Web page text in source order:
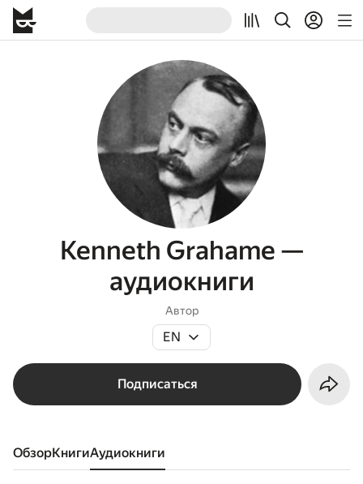
Kenneth Grahame —
аудиокниги
Автор
EN
Подписаться
Обзор книги аудиокниги